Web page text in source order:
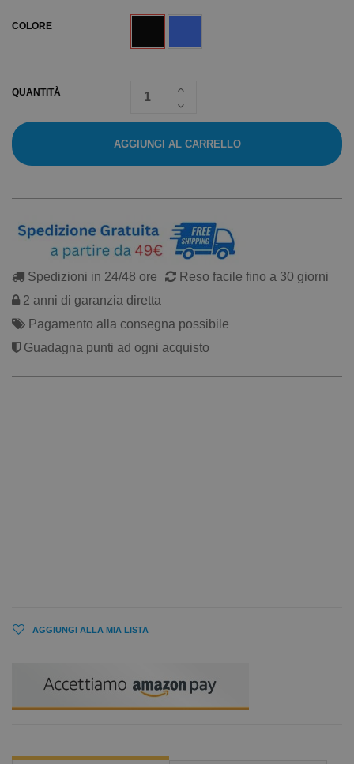
COLORE
QUANTITÀ
AGGIUNGI AL CARRELLO
Spedizioni in 24/48 ore
Reso facile fino a 30 giorni
2 anni di garanzia diretta
Pagamento alla consegna possibile
Guadagna punti ad ogni acquisto
AGGIUNGI ALLA MIA LISTA